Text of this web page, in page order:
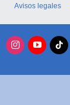
Avisos legales